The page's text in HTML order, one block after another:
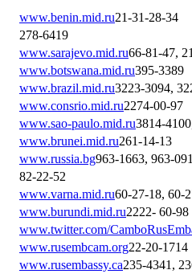
www.benin.mid.ru21-31-28-34
278-6419
www.sarajevo.mid.ru66-81-47,
www.botswana.mid.ru395-3389
www.brazil.mid.ru3223-3094,
www.consrio.mid.ru2274-00-97
www.sao-paulo.mid.ru3814-
www.brunei.mid.ru261-14-13
www.russia.bg963-1663, 963-
82-22-52
www.varna.mid.ru60-27-18, 60-
www.burundi.mid.ru2222- 60-98
www.twitter.com/
www.rusembcam.org22-20-1714
www.rusembassy.ca235-4341,